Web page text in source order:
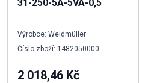
31-250-5A-5VA-0,5
Výrobce: Weidmüller
Číslo zboží: 1482050000
2 018,46 Kč